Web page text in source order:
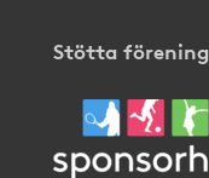
Stötta